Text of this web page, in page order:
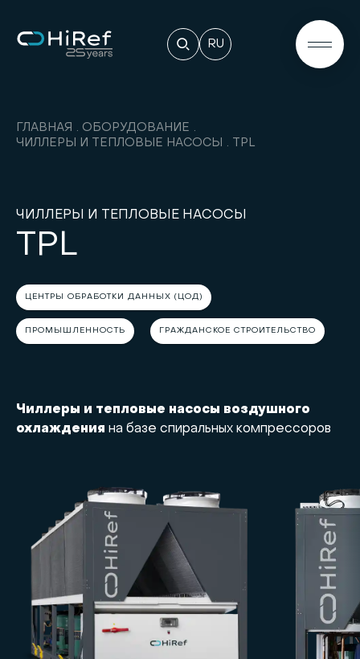
RU
ГЛАВНАЯ
ОБОРУДОВАНИЕ
ЧИЛЛЕРЫ И ТЕПЛОВЫЕ НАСОСЫ
TPL
ЧИЛЛЕРЫ И ТЕПЛОВЫЕ НАСОСЫ
TPL
ЦЕНТРЫ ОБРАБОТКИ ДАННЫХ (ЦОД)
ПРОМЫШЛЕННОСТЬ ГРАЖДАНСКОЕ СТРОИТЕЛЬСТВО
Чиллеры и тепловые насосы воздушного
охлаждения на базе спиральных компрессоров